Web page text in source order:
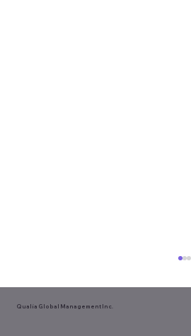
Qualia Global Management Inc.